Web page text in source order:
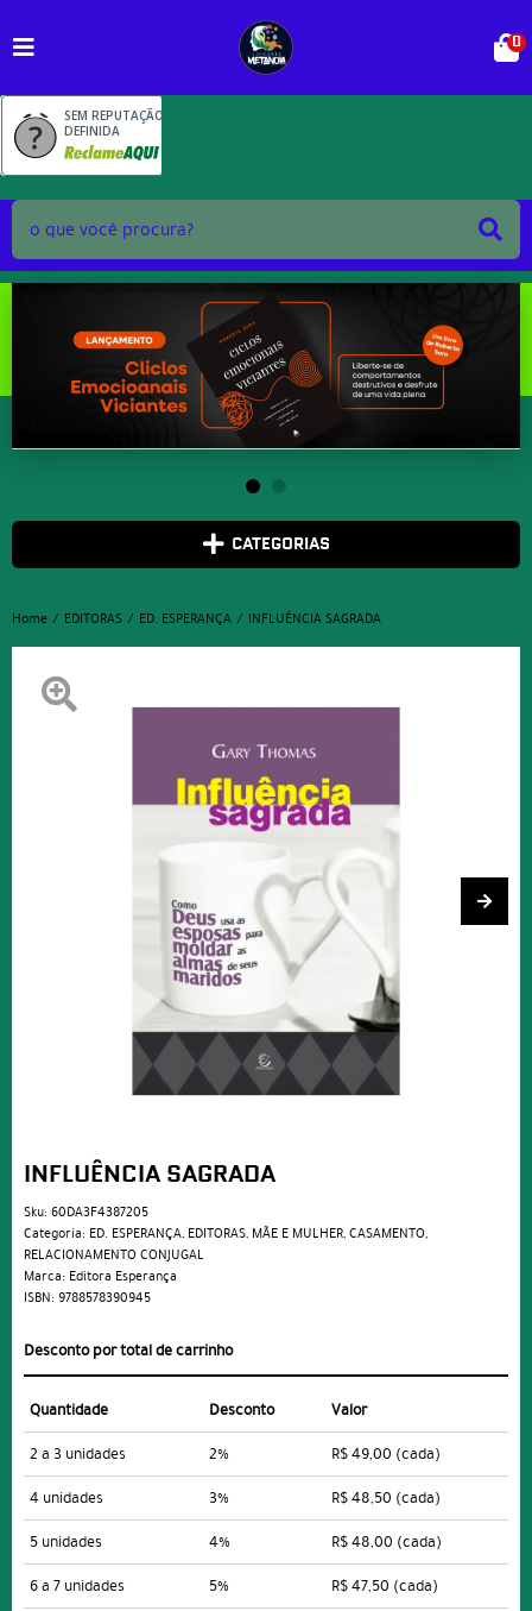
SEM REPUTAÇÃO
DEFINIDA
0
CATEGORIAS
Home EDITORAS ED. ESPERANÇA INFLUÊNCIA SAGRADA
INFLUÊNCIA SAGRADA
Sku: 60DA3F4387205
Categoria: ED. ESPERANÇA, EDITORAS, MÃE E MULHER,CASAMENTO,
RELACIONAMENTO CONJUGAL
Marca: Editora Esperança
ISBN: 9788578390945
Desconto por total de carrinho
Quantidade Desconto
Valor
2 a 3 unidades
2% R$ 49,00 (cada)
4 unidades
3% R$ 48,50 (cada)
5 unidades
4% R$ 48,00 (cada)
6 a 7 unidades
5% R$ 47,50 (cada)